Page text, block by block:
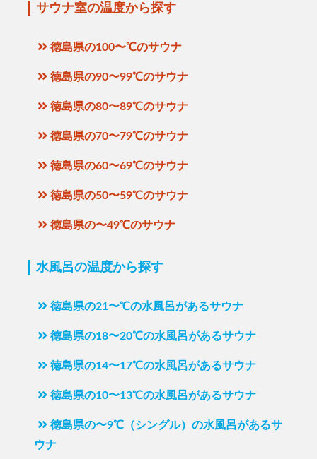
サウナ室の温度から探す
徳島県の100〜℃のサウナ
徳島県の90〜99℃のサウナ
徳島県の80〜89℃のサウナ
徳島県の70〜79℃のサウナ
徳島県の60〜69℃のサウナ
徳島県の50〜59℃のサウナ
徳島県の〜49℃のサウナ
水風呂の温度から探す
徳島県の21〜℃の水風呂があるサウナ
徳島県の18〜20℃の水風呂があるサウナ
徳島県の14〜17℃の水風呂があるサウナ
徳島県の10〜13℃の水風呂があるサウナ
徳島県の〜9℃（シングル）の水風呂があるサ
ウナ